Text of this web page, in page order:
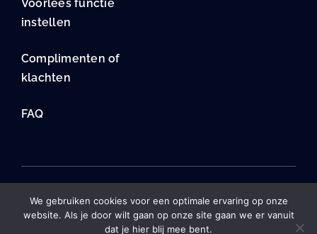
Voorlees functie
instellen
Complimenten of
klachten
FAQ
© Alle rechten voorbehouden • ErvaarWerk met een tikkie
hulp van
Dozyn en Klant Kennen
We gebruiken cookies voor een optimale ervaring op onze
website. Als je door wilt gaan op onze site gaan we er vanuit
dat je hier blij mee bent.